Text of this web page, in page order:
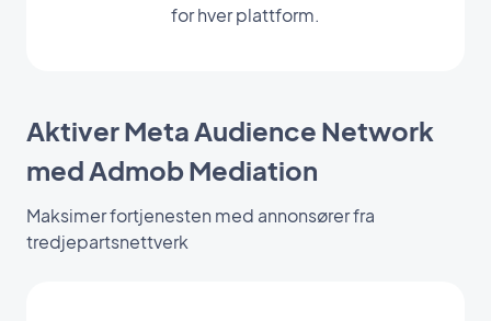
for hver plattform.
Aktiver Meta Audience Network
med Admob Mediation
Maksimer fortjenesten med annonsører fra
tredjepartsnettverk